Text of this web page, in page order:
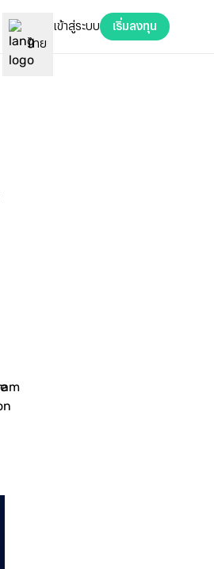
ไทย
เข้าสู่ระบบ เริ่มลงทุน